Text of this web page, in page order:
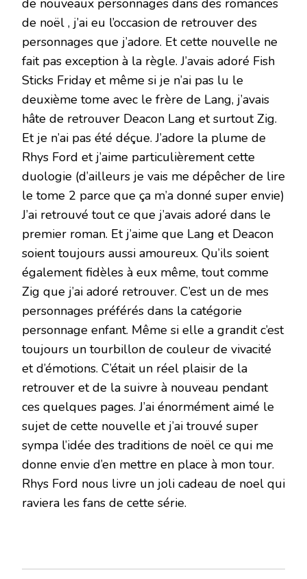
de nouveaux personnages dans des romances
de noël , j’ai eu l’occasion de retrouver des
personnages que j’adore. Et cette nouvelle ne
fait pas exception à la règle. J’avais adoré Fish
Sticks Friday et même si je n’ai pas lu le
deuxième tome avec le frère de Lang, j’avais
hâte de retrouver Deacon Lang et surtout Zig.
Et je n’ai pas été déçue. J’adore la plume de
Rhys Ford et j’aime particulièrement cette
duologie (d’ailleurs je vais me dépêcher de lire
le tome 2 parce que ça m’a donné super envie)
J’ai retrouvé tout ce que j’avais adoré dans le
premier roman. Et j’aime que Lang et Deacon
soient toujours aussi amoureux. Qu’ils soient
également fidèles à eux même, tout comme
Zig que j’ai adoré retrouver. C’est un de mes
personnages préférés dans la catégorie
personnage enfant. Même si elle a grandit c’est
toujours un tourbillon de couleur de vivacité
et d’émotions. C’était un réel plaisir de la
retrouver et de la suivre à nouveau pendant
ces quelques pages. J’ai énormément aimé le
sujet de cette nouvelle et j’ai trouvé super
sympa l’idée des traditions de noël ce qui me
donne envie d’en mettre en place à mon tour.
Rhys Ford nous livre un joli cadeau de noel qui
raviera les fans de cette série.